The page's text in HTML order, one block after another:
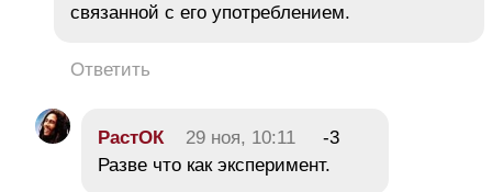
связанной с его употреблением.
Ответить
РастОК 29 ноя, 10:11
-3
Разве что как эксперимент.